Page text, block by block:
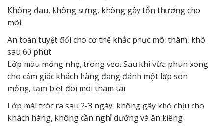
Không đau, không sưng, không gây tổn thương cho
môi
An toàn tuyệt đối cho cơ thể khắc phục môi thâm, khô
sau 60 phút
Lớp màu mỏng nhẹ, trong veo. Sau khi vừa phun xong
cho cảm giác khách hàng đang đánh một lớp son
mỏng, tạm biệt đôi môi thâm tái
Lớp mài tróc ra sau 2-3 ngày, không gây khó chịu cho
khách hàng, không cần nghỉ dưỡng và ăn kiêng